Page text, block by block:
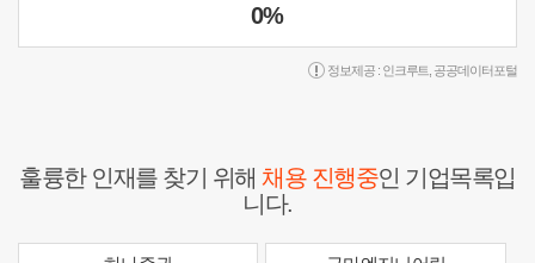
0%
정보제공 : 인크루트 공공데이터포털
훌륭한 인재를 찾기 위해채용 진행중인 기업목록입
니다.